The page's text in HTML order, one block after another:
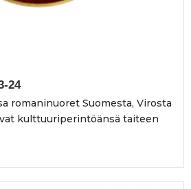
24
romaninuoret Suomesta, Virosta
kulttuuriperintöänsä taiteen